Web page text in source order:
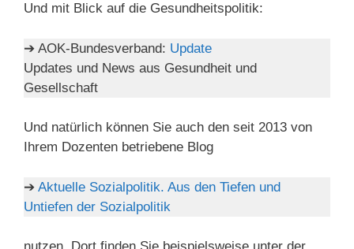
Und mit Blick auf die Gesundheitspolitik:
➔ AOK-Bundesverband: Update
Updates und News aus Gesundheit und
Gesellschaft
Und natürlich können Sie auch den seit 2013 von
Ihrem Dozenten betriebene Blog
➔ Aktuelle Sozialpolitik. Aus den Tiefen und
Untiefen der Sozialpolitik